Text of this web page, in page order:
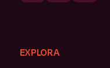
EXPLORA